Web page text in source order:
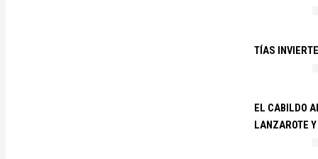
TÍAS
EL CABILDO
LANZAROTE